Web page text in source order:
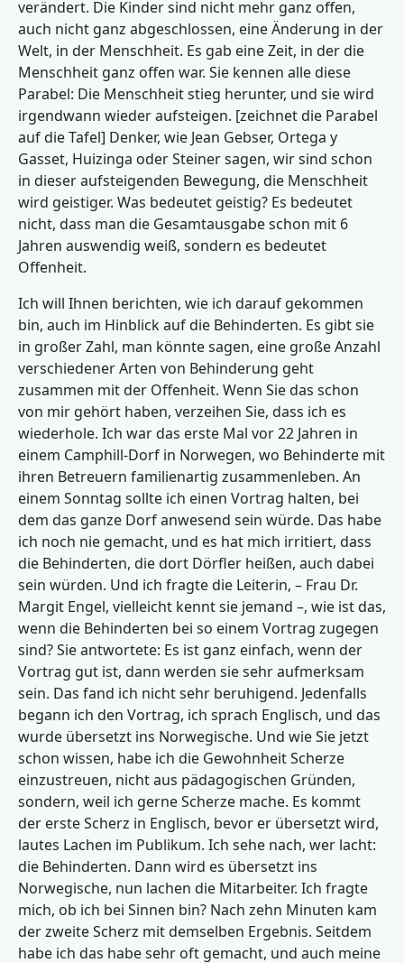
verändert. Die Kinder sind nicht mehr ganz offen,
auch nicht ganz abgeschlossen, eine Änderung in der
Welt, in der Menschheit. Es gab eine Zeit, in der die
Menschheit ganz offen war. Sie kennen alle diese
Parabel: Die Menschheit stieg herunter, und sie wird
irgendwann wieder aufsteigen. [zeichnet die Parabel
auf die Tafel] Denker, wie Jean Gebser, Ortega y
Gasset, Huizinga oder Steiner sagen, wir sind schon
in dieser aufsteigenden Bewegung, die Menschheit
wird geistiger. Was bedeutet geistig? Es bedeutet
nicht, dass man die Gesamtausgabe schon mit 6
Jahren auswendig weiß, sondern es bedeutet
Offenheit.
Ich will Ihnen berichten, wie ich darauf gekommen
bin, auch im Hinblick auf die Behinderten. Es gibt sie
in großer Zahl, man könnte sagen, eine große Anzahl
verschiedener Arten von Behinderung geht
zusammen mit der Offenheit. Wenn Sie das schon
von mir gehört haben, verzeihen Sie, dass ich es
wiederhole. Ich war das erste Mal vor 22 Jahren in
einem Camphill-Dorf in Norwegen, wo Behinderte mit
ihren Betreuern familienartig zusammenleben. An
einem Sonntag sollte ich einen Vortrag halten, bei
dem das ganze Dorf anwesend sein würde. Das habe
ich noch nie gemacht, und es hat mich irritiert, dass
die Behinderten, die dort Dörfler heißen, auch dabei
sein würden. Und ich fragte die Leiterin, – Frau Dr.
Margit Engel, vielleicht kennt sie jemand –, wie ist das,
wenn die Behinderten bei so einem Vortrag zugegen
sind? Sie antwortete: Es ist ganz einfach, wenn der
Vortrag gut ist, dann werden sie sehr aufmerksam
sein. Das fand ich nicht sehr beruhigend. Jedenfalls
begann ich den Vortrag, ich sprach Englisch, und das
wurde übersetzt ins Norwegische. Und wie Sie jetzt
schon wissen, habe ich die Gewohnheit Scherze
einzustreuen, nicht aus pädagogischen Gründen,
sondern, weil ich gerne Scherze mache. Es kommt
der erste Scherz in Englisch, bevor er übersetzt wird,
lautes Lachen im Publikum. Ich sehe nach, wer lacht:
die Behinderten. Dann wird es übersetzt ins
Norwegische, nun lachen die Mitarbeiter. Ich fragte
mich, ob ich bei Sinnen bin? Nach zehn Minuten kam
der zweite Scherz mit demselben Ergebnis. Seitdem
habe ich das habe sehr oft gemacht, und auch meine